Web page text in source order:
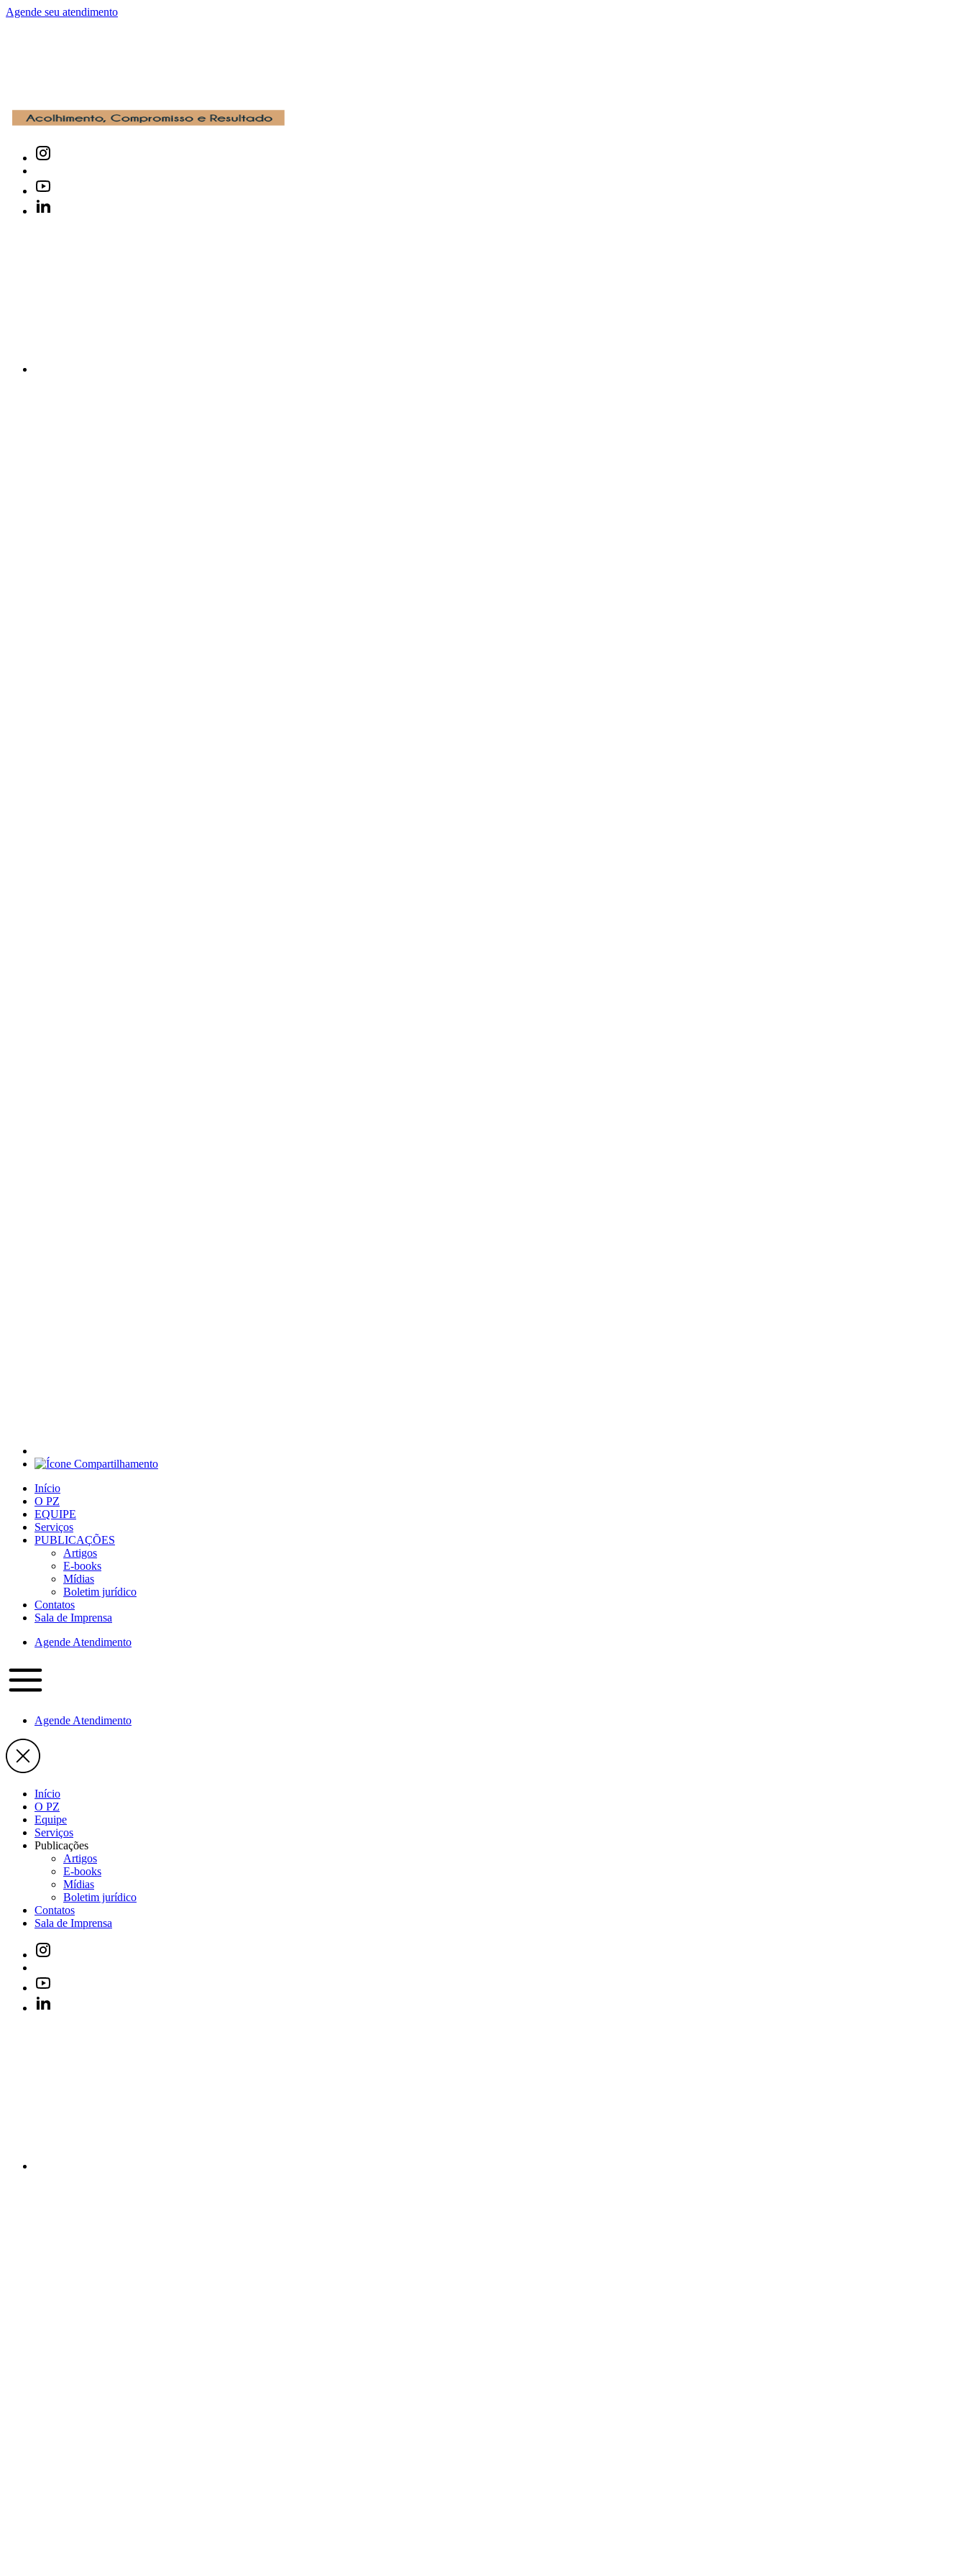
Agende seu atendimento
Início
O PZ
EQUIPE
Serviços
PUBLICAÇÕES
Artigos
E-books
Mídias
Boletim jurídico
Contatos
Sala de Imprensa
Agende Atendimento
Agende Atendimento
Início
O PZ
Equipe
Serviços
Publicações
Artigos
E-books
Mídias
Boletim jurídico
Contatos
Sala de Imprensa